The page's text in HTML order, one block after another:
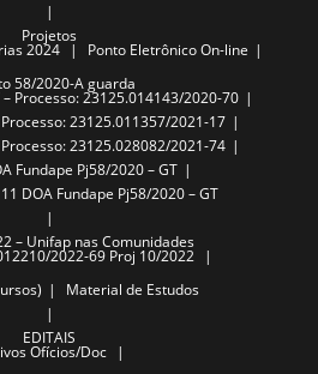
Projetos
2024
Ponto Eletrônico On-line
58/2020-A guarda
– Processo: 23125.014143/2020-70
23125.011357/2021-17
23125.028082/2021-74
Fundape Pj58/2020 – GT
11 DOA Fundape Pj58/2020 – GT
– Unifap nas Comunidades
2022-69 Proj 10/2022
Material de Estudos
EDITAIS
Ofícios/Doc